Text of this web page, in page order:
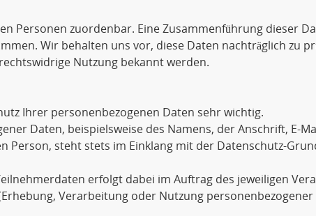
Personen zuordenbar. Eine Zusammenführung dieser
Wir behalten uns vor, diese Daten nachträglich zu
Nutzung bekannt werden.
Ihrer personenbezogenen Daten sehr wichtig.
Daten, beispielsweise des Namens, der Anschrift, E-
Person, steht stets im Einklang mit der Datenschutz-
erfolgt dabei im Auftrag des jeweiligen
Verarbeitung oder Nutzung